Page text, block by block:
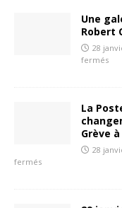
Une
Robert
28
fermés
La
Grève
28
fermés